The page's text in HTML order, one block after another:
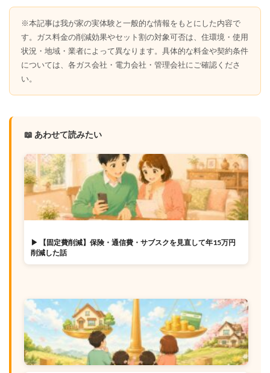
※本記事は我が家の実体験と一般的な情報をもとにした内容で
す。ガス料金の削減効果やセット割の対象可否は、住環境・使用
状況・地域・業者によって異なります。具体的な料金や契約条件
については、各ガス会社・電力会社・管理会社にご確認くださ
い。
📖 あわせて読みたい
▶ 【固定費削減】保険・通信費・サブスクを見直して年15万円
削減した話